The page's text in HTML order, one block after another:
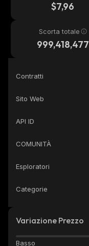
$7,96
Scorta totale
999,418,477
Contratti
Sito Web
API ID
COMUNITÀ
Esploratori
Categorie
Variazione Prezzo
Basso